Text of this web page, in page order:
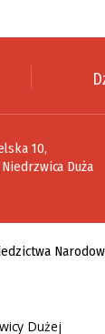
10,
Duża
Dużej